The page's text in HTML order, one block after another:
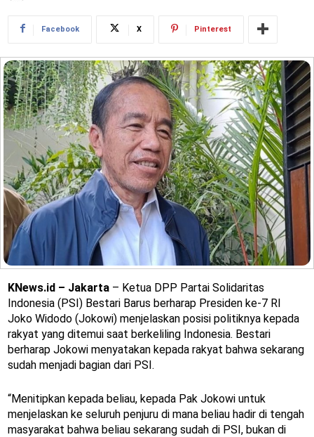
Facebook X Pinterest
KNews.id – Jakarta – Ketua DPP Partai Solidaritas
Indonesia (PSI) Bestari Barus berharap Presiden ke-7 RI
Joko Widodo (Jokowi) menjelaskan posisi politiknya kepada
rakyat yang ditemui saat berkeliling Indonesia. Bestari
berharap Jokowi menyatakan kepada rakyat bahwa sekarang
sudah menjadi bagian dari PSI.
“Menitipkan kepada beliau, kepada Pak Jokowi untuk
menjelaskan ke seluruh penjuru di mana beliau hadir di tengah
masyarakat bahwa beliau sekarang sudah di PSI, bukan di